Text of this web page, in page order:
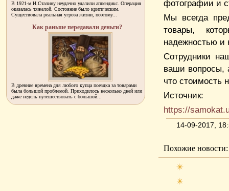
фотографии и
Мы всегда
товары,
надежностью
Сотрудники
ваши вопросы,
что стоимость
Источник:
https://
14-09-2017,
Похожие новости:
В 1921-м И.Сталину неудачно удалили аппендикс. Операция
оказалась тяжелой. Состояние было критическим.
Существовала реальная угроза жизни, поэтому...
Как раньше передавали деньги?
В древние времена для любого купца поездка за товарами
была большой проблемой. Приходилось несколько дней или
даже недель путешествовать с большой...